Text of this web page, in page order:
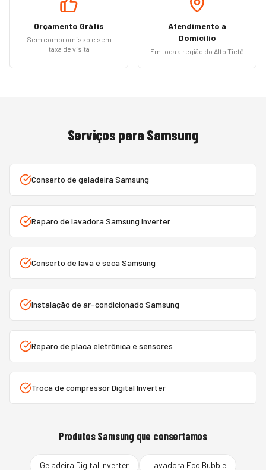
Orçamento Grátis
Sem compromisso e sem
taxa de visita
Atendimento a
Domicílio
Em toda a região do Alto Tietê
Serviços para Samsung
Conserto de geladeira Samsung
Reparo de lavadora Samsung Inverter
Conserto de lava e seca Samsung
Instalação de ar-condicionado Samsung
Reparo de placa eletrônica e sensores
Troca de compressor Digital Inverter
ProdutosSamsung que consertamos
Geladeira Digital Inverter Lavadora Eco Bubble